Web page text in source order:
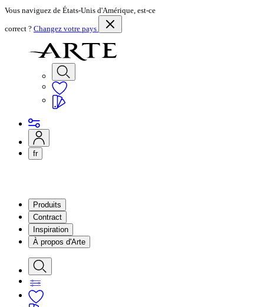
Vous naviguez de États-Unis d'Amérique, est-ce
correct ? Changez votre pays
fr
Produits
Contract
Inspiration
À propos d'Arte